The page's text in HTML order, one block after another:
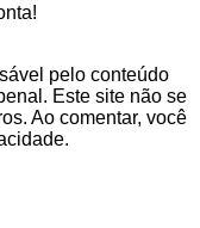
pelo conteúdo
Este site não se
Ao comentar, você